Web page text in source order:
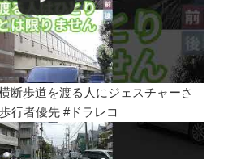
断歩道を渡る人にジェスチャーさ
行者優先 #ドラレコ